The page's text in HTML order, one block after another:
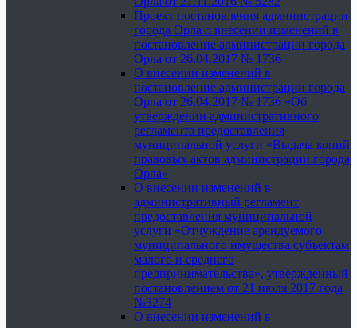
Проект постановления администрации
города Орла о внесении изменений в
постановление администрации города
Орла от 26.04.2017 № 1736
О внесении изменений в
постановление администрации города
Орла от 26.04.2017 № 1736 «Об
утверждении административного
регламента предоставления
муниципальной услуги «Выдача копий
правовых актов администрации города
Орла»
О внесении изменений в
административный регламент
предоставления муниципальной
услуги «Отчуждение арендуемого
муниципального имущества субъектам
малого и среднего
предпринимательства», утвержденный
постановлением от 21 июля 2017 года
№3274
О внесении изменений в